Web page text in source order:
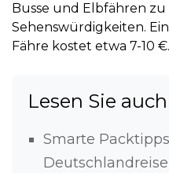
Busse und Elbfähren
Sehenswürdigkeiten.
Fähre kostet etwa 7-10 €.
Lesen Sie auch
Smarte